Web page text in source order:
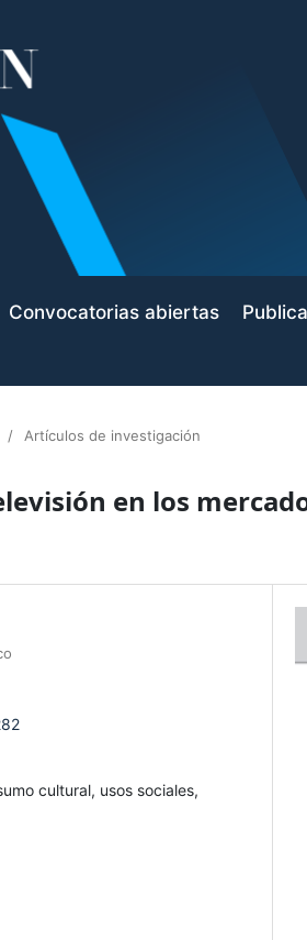
Convocatorias abiertas
/ Artículos de investigación
en los
cultural, usos sociales,